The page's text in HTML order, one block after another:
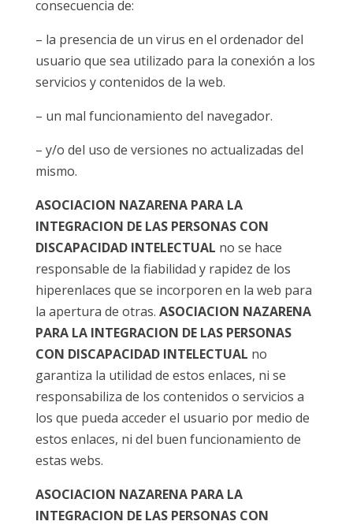
consecuencia de:
– la presencia de un virus en el ordenador del
usuario que sea utilizado para la conexión a los
servicios y contenidos de la web.
– un mal funcionamiento del navegador.
– y/o del uso de versiones no actualizadas del
mismo.
ASOCIACION NAZARENA PARA LA
INTEGRACION DE LAS PERSONAS CON
DISCAPACIDAD INTELECTUAL no se hace
responsable de la fiabilidad y rapidez de los
hiperenlaces que se incorporen en la web para
la apertura de otras. ASOCIACION NAZARENA
PARA LA INTEGRACION DE LAS PERSONAS
CON DISCAPACIDAD INTELECTUAL no
garantiza la utilidad de estos enlaces, ni se
responsabiliza de los contenidos o servicios a
los que pueda acceder el usuario por medio de
estos enlaces, ni del buen funcionamiento de
estas webs.
ASOCIACION NAZARENA PARA LA
INTEGRACION DE LAS PERSONAS CON